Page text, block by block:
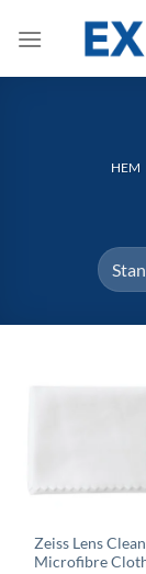
HEM
Zeiss Lens
Microfibre